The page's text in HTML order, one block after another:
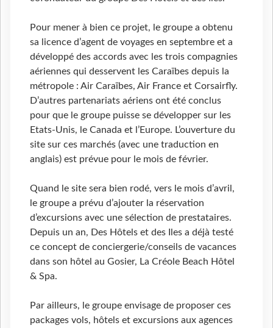
Pour mener à bien ce projet, le groupe a obtenu
sa licence d’agent de voyages en septembre et a
développé des accords avec les trois compagnies
aériennes qui desservent les Caraïbes depuis la
métropole : Air Caraïbes, Air France et Corsairfly.
D’autres partenariats aériens ont été conclus
pour que le groupe puisse se développer sur les
Etats-Unis, le Canada et l’Europe. L’ouverture du
site sur ces marchés (avec une traduction en
anglais) est prévue pour le mois de février.
Quand le site sera bien rodé, vers le mois d’avril,
le groupe a prévu d’ajouter la réservation
d’excursions avec une sélection de prestataires.
Depuis un an, Des Hôtels et des Iles a déjà testé
ce concept de conciergerie/conseils de vacances
dans son hôtel au Gosier, La Créole Beach Hôtel
& Spa.
Par ailleurs, le groupe envisage de proposer ces
packages vols, hôtels et excursions aux agences